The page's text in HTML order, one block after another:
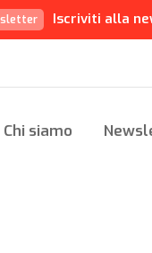
Iscriviti alla
Chi siamo